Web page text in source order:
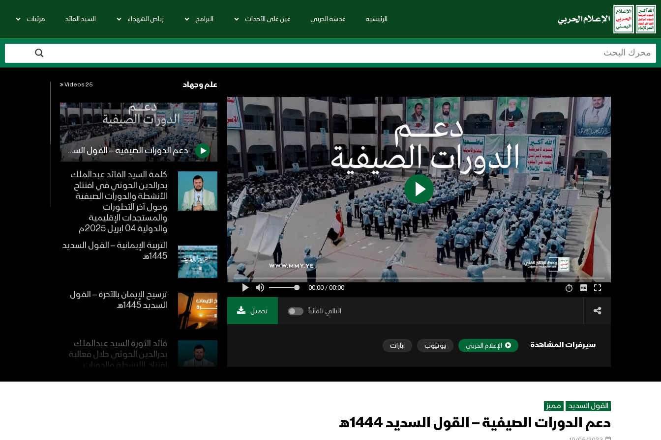
الرئيسية عدسة الحربي عين على الأحداث البرامج رياض الشهداء السيد القائد مرئيات
00:00 / 00:00
التالي تلقائياً تحميل
سيرفرات المشاهدة الإعلام الحربي يوتيوب آبارات
علم وجهاد 25 Videos
دعم الدورات الصيفية – القول السديد 1444هـ
كلمة السيد القائد عبدالملك
بدرالدين الحوثي في افتتاح
الأنشطة والدورات الصيفية
وحول آخر التطورات
والمستجدات الإقليمية
والدولية 04 ابريل 2025م
التربية الإيمانية – القول السديد
1445هـ
ترسيخ الإيمان بالآخرة – القول
السديد 1445هـ
قائد الثورة السيد عبدالملك
بدرالدين الحوثي خلال فعالية
افتتاح الأنشطة والدورات
القول السديد مميز
دعم الدورات الصيفية – القول السديد 1444هـ